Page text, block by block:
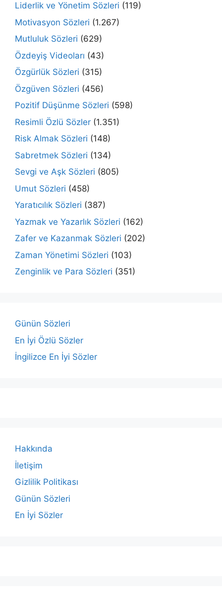
Liderlik ve Yönetim Sözleri (119)
Motivasyon Sözleri (1.267)
Mutluluk Sözleri (629)
Özdeyiş Videoları (43)
Özgürlük Sözleri (315)
Özgüven Sözleri (456)
Pozitif Düşünme Sözleri (598)
Resimli Özlü Sözler (1.351)
Risk Almak Sözleri (148)
Sabretmek Sözleri (134)
Sevgi ve Aşk Sözleri (805)
Umut Sözleri (458)
Yaratıcılık Sözleri (387)
Yazmak ve Yazarlık Sözleri (162)
Zafer ve Kazanmak Sözleri (202)
Zaman Yönetimi Sözleri (103)
Zenginlik ve Para Sözleri (351)
Günün Sözleri
En İyi Özlü Sözler
İngilizce En İyi Sözler
Hakkında
İletişim
Gizlilik Politikası
Günün Sözleri
En İyi Sözler